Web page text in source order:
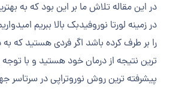
در این مقاله تلاش ما بر این بود که به
در زمینه لورتا نوروفیدبک بالا ببریم
را بر طرف کرده باشد اگر فردی هستید که
ترین نتیجه از درمان خود هستید و با
پیشرفته ترین روش نوروتراپی در سرتاسر